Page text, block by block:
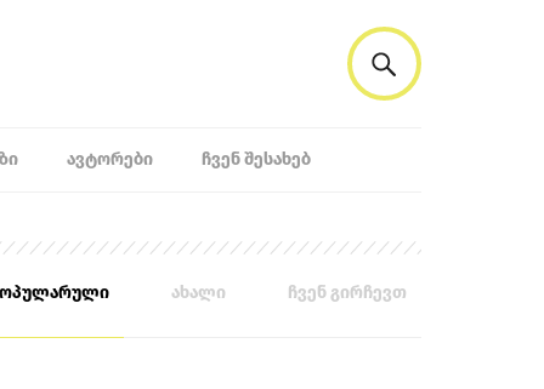
ᲐᲕᲢᲝᲠᲔᲑᲘ ᲩᲕᲔᲜ ᲨᲔᲡᲐᲮᲔᲑ
ახალი ჩვენ გირჩევთ